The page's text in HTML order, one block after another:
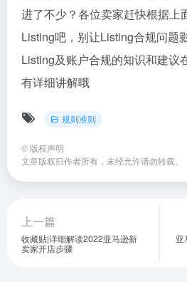
进了不少？各位卖家赶快根据上
Listing吧，别让Listing合规问题
Listing及账户合规的知识和建议
有详细讲解哦
规则准则
© 版权声明
文章版权归作者所有，未经允许请勿转载。
上一篇
收藏贴|详细解读2022亚马逊新
卖家开店步骤
亚